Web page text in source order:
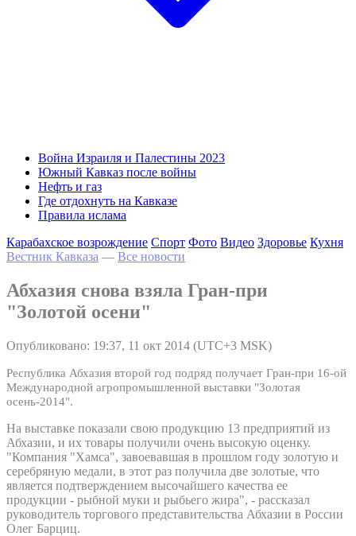
Война Израиля и Палестины 2023
Южный Кавказ после войны
Нефть и газ
Где отдохнуть на Кавказе
Правила ислама
Карабахское возрождение Спорт Фото Видео Здоровье Кухня
Вестник Кавказа — Все новости
Абхазия снова взяла Гран-при
"Золотой осени"
Опубликовано: 19:37, 11 окт 2014 (UTC+3 MSK)
Республика Абхазия второй год подряд получает Гран-при 16-ой
Международной агропромышленной выставки "Золотая
осень-2014".
На выставке показали свою продукцию 13 предприятий из
Абхазии, и их товары получили очень высокую оценку.
"Компания "Хамса", завоевавшая в прошлом году золотую и
серебряную медали, в этот раз получила две золотые, что
является подтверждением высочайшего качества ее
продукции - рыбной муки и рыбьего жира", - рассказал
руководитель торгового представительства Абхазии в России
Олег Барциц.